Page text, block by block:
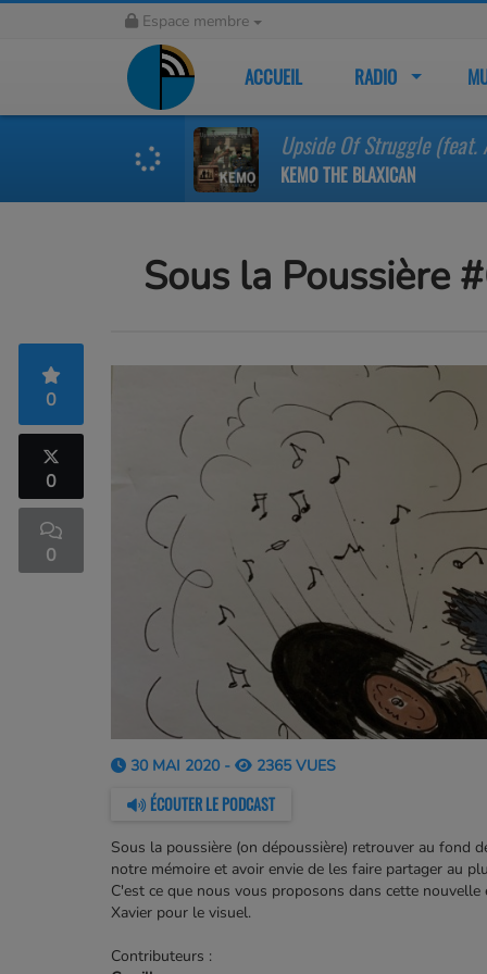
Espace membre
ACCUEIL RADIO
Upside Of Struggle (feat.
KEMO THE BLAXICAN
Sous la Poussière
0
0
0
30 MAI 2020 - 2365 VUES
ÉCOUTER LE PODCAST
Sous la poussière (on dépoussière) retrouver au fond
notre mémoire et avoir envie de les faire partager au
C'est ce que nous vous proposons dans cette
Xavier pour le visuel.
Contributeurs :